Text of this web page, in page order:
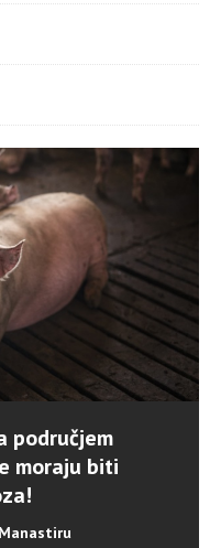
područjem
moraju biti